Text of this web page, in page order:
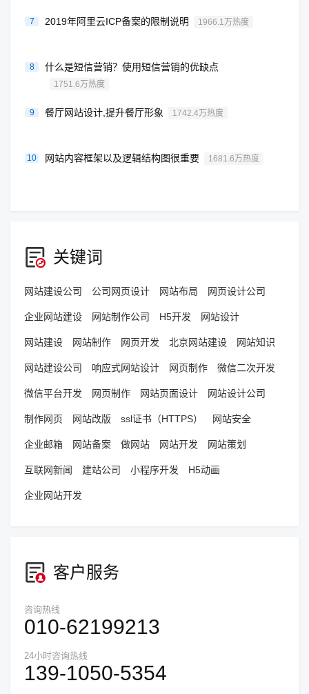
7 2019年阿里云ICP备案的限制说明 1966.1万热度
8 什么是短信营销？使用短信营销的优缺点
1751.6万热度
9 餐厅网站设计,提升餐厅形象 1742.4万热度
10 网站内容框架以及逻辑结构图很重要 1681.6万热度
关键词
网站建设公司 公司网页设计 网站布局 网页设计公司
企业网站建设 网站制作公司 H5开发 网站设计
网站建设 网站制作 网页开发 北京网站建设 网站知识
网站建设公司 响应式网站设计 网页制作 微信二次开发
微信平台开发 网页制作 网站页面设计 网站设计公司
制作网页 网站改版 ssl证书（HTTPS） 网站安全
企业邮箱 网站备案 做网站 网站开发 网站策划
互联网新闻 建站公司 小程序开发 H5动画
企业网站开发
客户服务
咨询热线
010-62199213
24小时咨询热线
139-1050-5354